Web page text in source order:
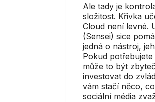
Ale tady je
složitost. Křivka
Cloud není levné.
(Sensei) sice
jedná o nástroj,
Pokud
může to být
investovat do
vám stačí něco,
sociální média